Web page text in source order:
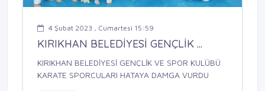
4 Şubat 2023 , Cumartesi 15:59
KIRIKHAN BELEDİYESİ GENÇLİK ...
KIRIKHAN BELEDİYESİ GENÇLİK VE SPOR KULÜBÜ
KARATE SPORCULARI HATAYA DAMGA VURDU